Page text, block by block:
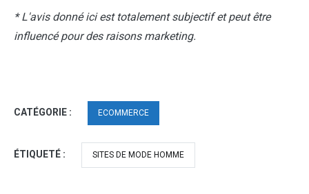
* L'avis donné ici est totalement subjectif et peut être
influencé pour des raisons marketing.
CATÉGORIE : ECOMMERCE
ÉTIQUETÉ : SITES DE MODE HOMME